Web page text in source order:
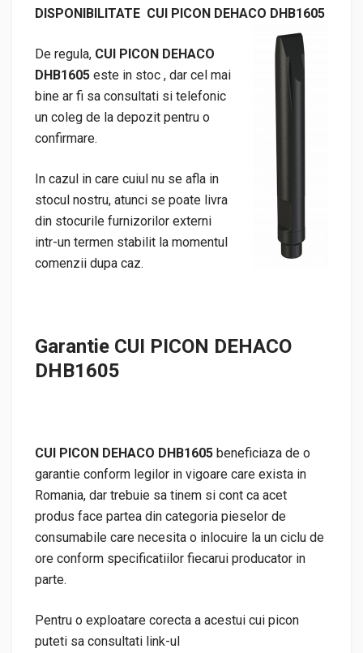
DISPONIBILITATE CUI PICON DEHACO DHB1605
De regula, CUI PICON DEHACO
DHB1605 este in stoc , dar cel mai
bine ar fi sa consultati si telefonic
un coleg de la depozit pentru o
confirmare.
In cazul in care cuiul nu se afla in
stocul nostru, atunci se poate livra
din stocurile furnizorilor externi
intr-un termen stabilit la momentul
comenzii dupa caz.
Garantie CUI PICON DEHACO
DHB1605
CUI PICON DEHACO DHB1605 beneficiaza de o
garantie conform legilor in vigoare care exista in
Romania, dar trebuie sa tinem si cont ca acet
produs face partea din categoria pieselor de
consumabile care necesita o inlocuire la un ciclu de
ore conform specificatiilor fiecarui producator in
parte.
Pentru o exploatare corecta a acestui cui picon
puteti sa consultati link-ul